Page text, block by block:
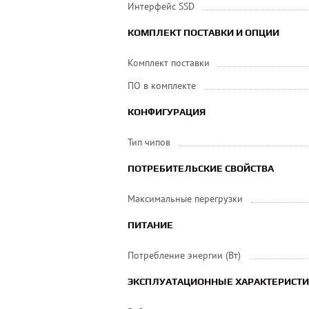
Интерфейс SSD
КОМПЛЕКТ ПОСТАВКИ И ОПЦИИ
Комплект поставки
ПО в комплекте
КОНФИГУРАЦИЯ
Тип чипов
ПОТРЕБИТЕЛЬСКИЕ СВОЙСТВА
Максимальные перегрузки
ПИТАНИЕ
Потребление энергии (Вт)
ЭКСПЛУАТАЦИОННЫЕ